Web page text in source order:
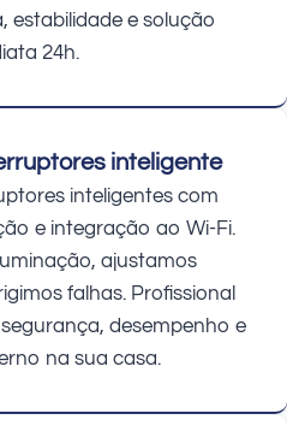
estabilidade e solução
24h.
inteligente
inteligentes com
e integração ao Wi-Fi.
ajustamos
falhas. Profissional
desempenho e
na sua casa.